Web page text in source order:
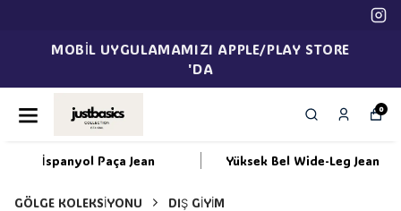
MOBİL UYGULAMAMIZI APPLE/PLAY STORE
'DA
0
İspanyol Paça Jean Yüksek Bel Wide-Leg Jean
GÖLGE KOLEKSİYONU
DIŞ GİYİM